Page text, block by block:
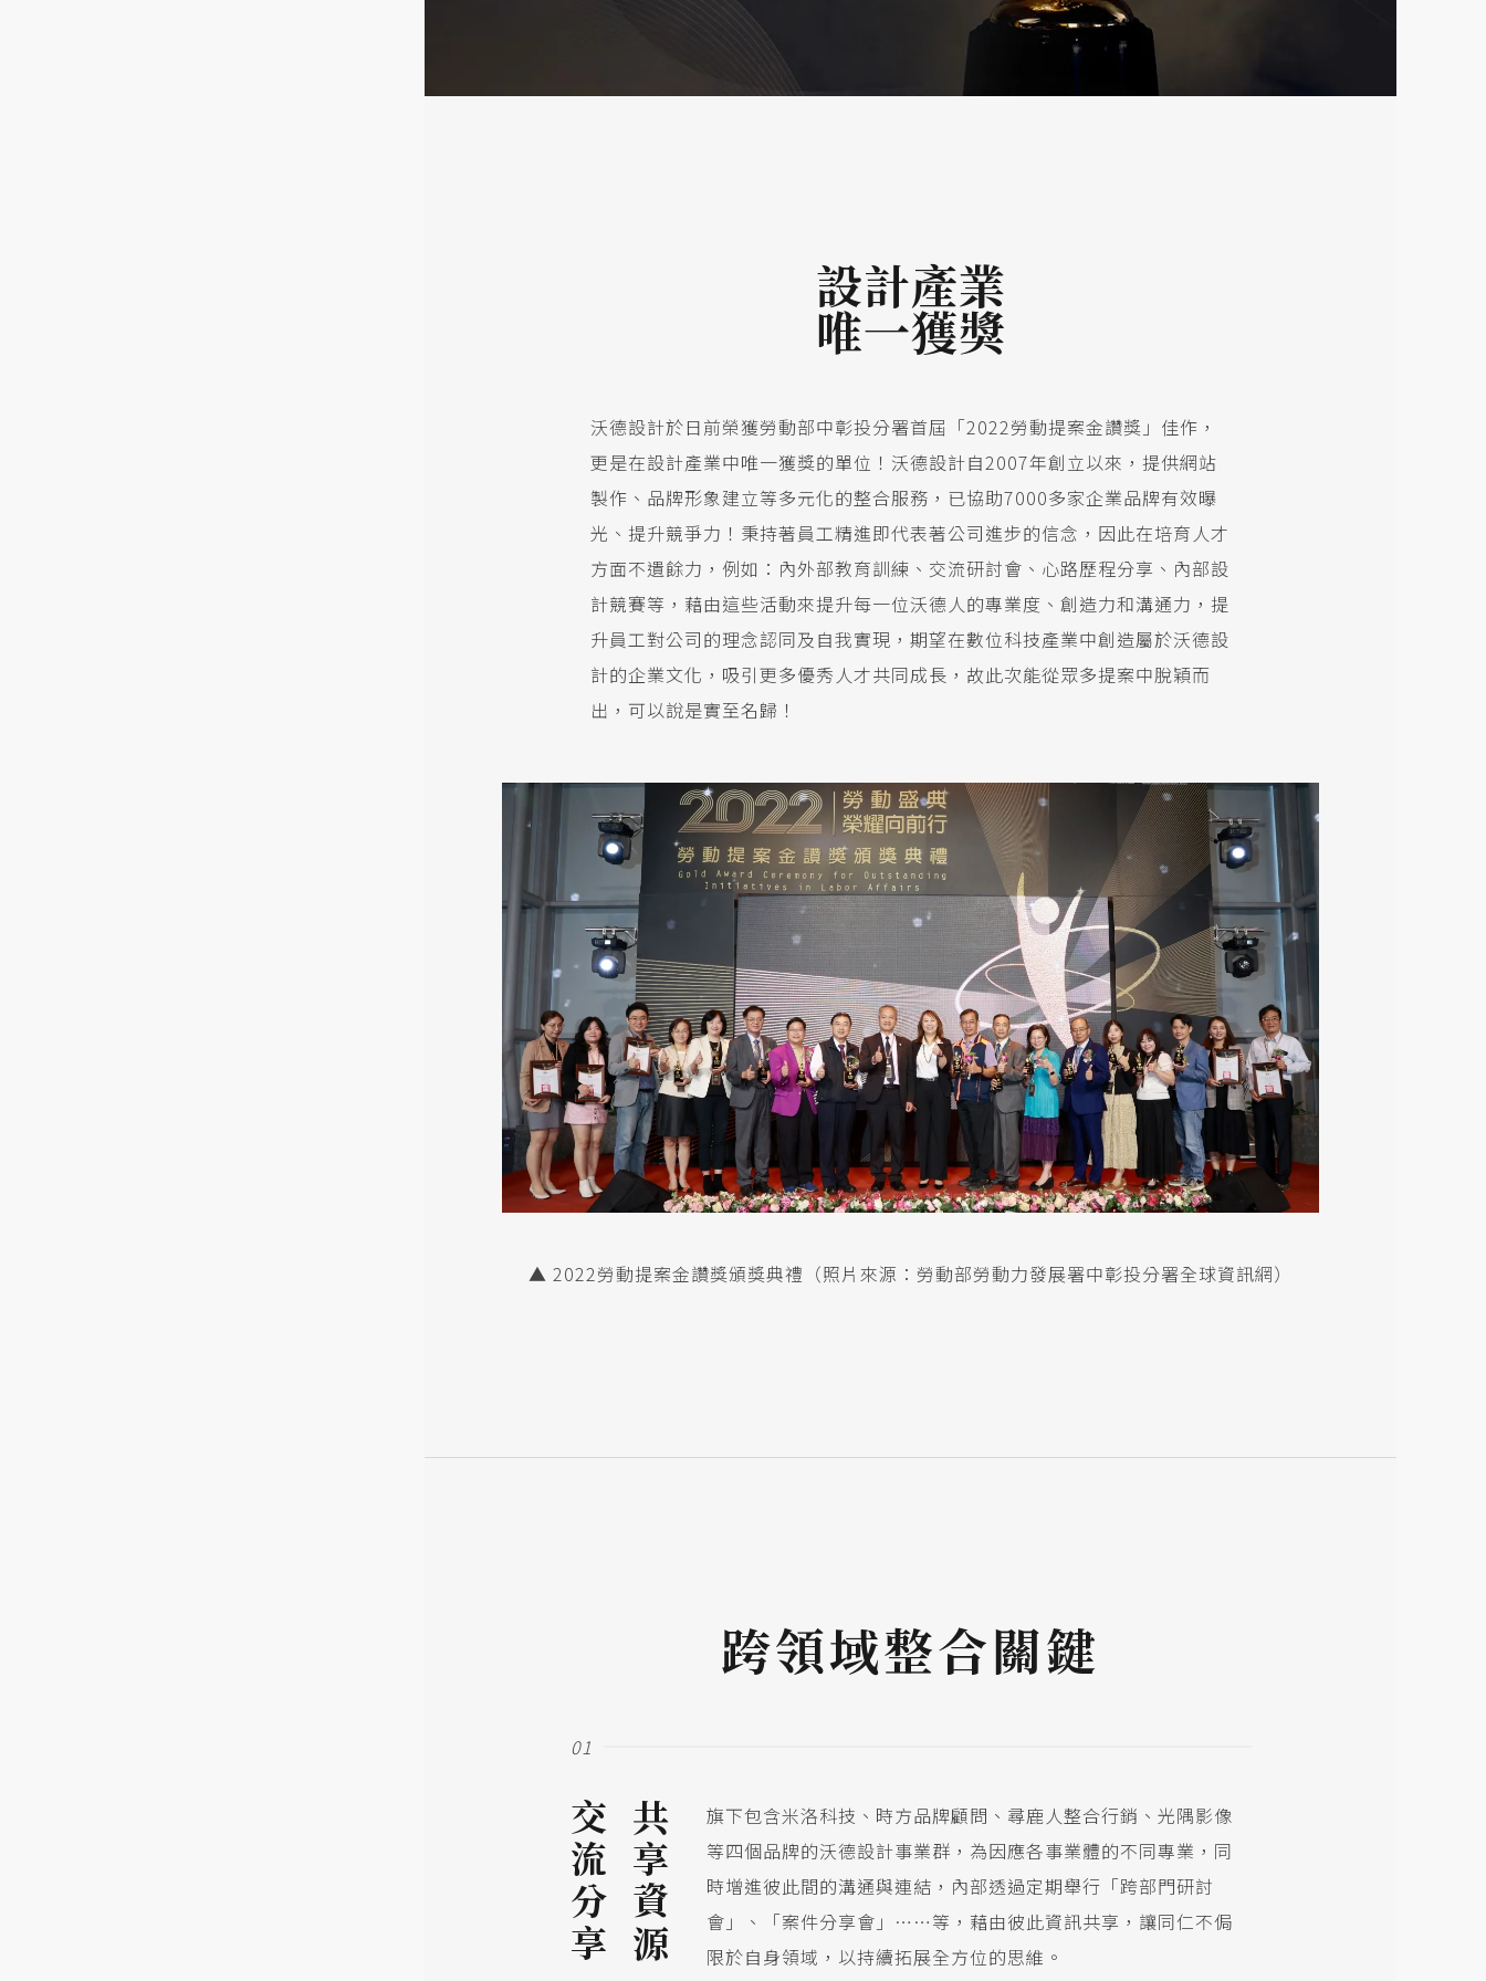
設計產業
唯一獲獎
沃德設計於日前榮獲勞動部中彰投分署首屆「2022勞動提案金讚獎」佳作，
更是在設計產業中唯一獲獎的單位！沃德設計自2007年創立以來，提供網站
製作、品牌形象建立等多元化的整合服務，已協助7000多家企業品牌有效曝
光、提升競爭力！秉持著員工精進即代表著公司進步的信念，因此在培育人才
方面不遺餘力，例如：內外部教育訓練、交流研討會、心路歷程分享、內部設
計競賽等，藉由這些活動來提升每一位沃德人的專業度、創造力和溝通力，提
升員工對公司的理念認同及自我實現，期望在數位科技產業中創造屬於沃德設
計的企業文化，吸引更多優秀人才共同成長，故此次能從眾多提案中脫穎而
出，可以說是實至名歸！
▲ 2022勞動提案金讚獎頒獎典禮（照片來源：勞動部勞動力發展署中彰投分署全球資訊網）
跨領域整合關鍵
01
交流分享共享資源
旗下包含米洛科技、時方品牌顧問、尋鹿人整合行銷、光隅影像
等四個品牌的沃德設計事業群，為因應各事業體的不同專業，同
時增進彼此間的溝通與連結，內部透過定期舉行「跨部門研討
會」、「案件分享會」……等，藉由彼此資訊共享，讓同仁不侷
限於自身領域，以持續拓展全方位的思維。